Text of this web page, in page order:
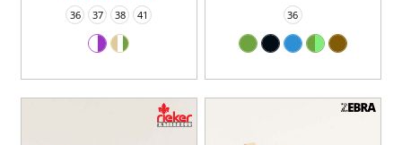
36 37 38 41 36